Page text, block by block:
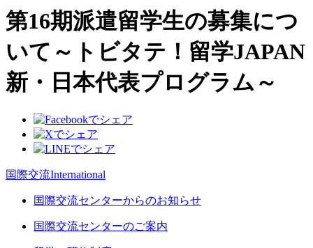
第16期派遣留学生の募集につ
いて～トビタテ！留学JAPAN
新・日本代表プログラム～
国際交流International
国際交流センターからのお知らせ
国際交流センターのご案内